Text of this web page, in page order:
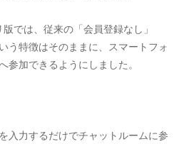
では、従来の「会員登録なし」
う特徴はそのままに、スマートフォ
参加できるようにしました。
入力するだけでチャットルームに参